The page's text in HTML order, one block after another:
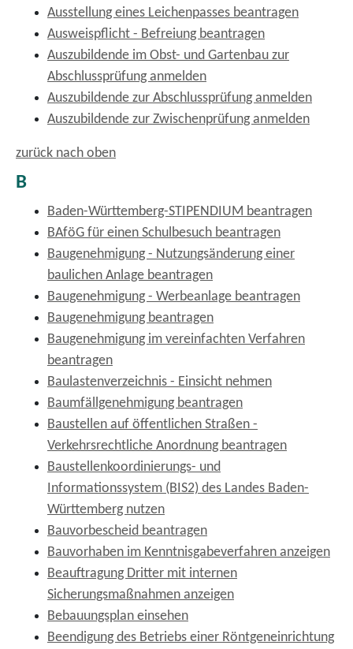
Ausstellung eines Leichenpasses beantragen
Ausweispflicht - Befreiung beantragen
Auszubildende im Obst- und Gartenbau zur
Abschlussprüfung anmelden
Auszubildende zur Abschlussprüfung anmelden
Auszubildende zur Zwischenprüfung anmelden
zurück nach oben
B
Baden-Württemberg-STIPENDIUM beantragen
BAföG für einen Schulbesuch beantragen
Baugenehmigung - Nutzungsänderung einer
baulichen Anlage beantragen
Baugenehmigung - Werbeanlage beantragen
Baugenehmigung beantragen
Baugenehmigung im vereinfachten Verfahren
beantragen
Baulastenverzeichnis - Einsicht nehmen
Baumfällgenehmigung beantragen
Baustellen auf öffentlichen Straßen -
Verkehrsrechtliche Anordnung beantragen
Baustellenkoordinierungs- und
Informationssystem (BIS2) des Landes Baden-
Württemberg nutzen
Bauvorbescheid beantragen
Bauvorhaben im Kenntnisgabeverfahren anzeigen
Beauftragung Dritter mit internen
Sicherungsmaßnahmen anzeigen
Bebauungsplan einsehen
Beendigung des Betriebs einer Röntgeneinrichtung